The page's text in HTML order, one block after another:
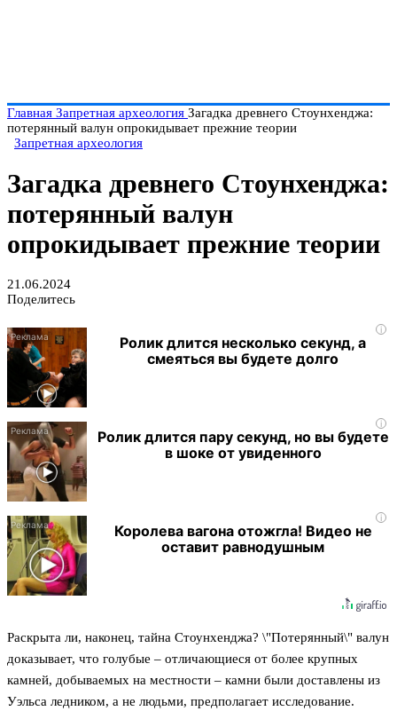
Главная Запретная археология Загадка древнего Стоунхенджа:
потерянный валун опрокидывает прежние теории
Запретная археология
Загадка древнего Стоунхенджа:
потерянный валун
опрокидывает прежние теории
21.06.2024
Поделитесь
i
Ролик длится несколько секунд, а
смеяться вы будете долго
i
Ролик длится пару секунд, но вы будете
в шоке от увиденного
i
Королева вагона отожгла! Видео не
оставит равнодушным
Раскрыта ли, наконец, тайна Стоунхенджа? \"Потерянный\" валун
доказывает, что голубые – отличающиеся от более крупных
камней, добываемых на местности – камни были доставлены из
Уэльса ледником, а не людьми, предполагает исследование.